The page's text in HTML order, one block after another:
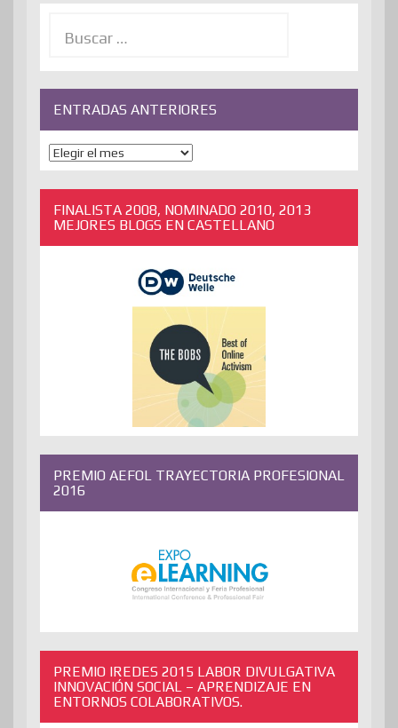
ENTRADAS ANTERIORES
ENTRADAS
ANTERIORES
FINALISTA 2008, NOMINADO 2010, 2013
MEJORES BLOGS EN CASTELLANO
PREMIO AEFOL TRAYECTORIA PROFESIONAL
2016
PREMIO IREDES 2015 LABOR DIVULGATIVA
INNOVACIÓN SOCIAL – APRENDIZAJE EN
ENTORNOS COLABORATIVOS.